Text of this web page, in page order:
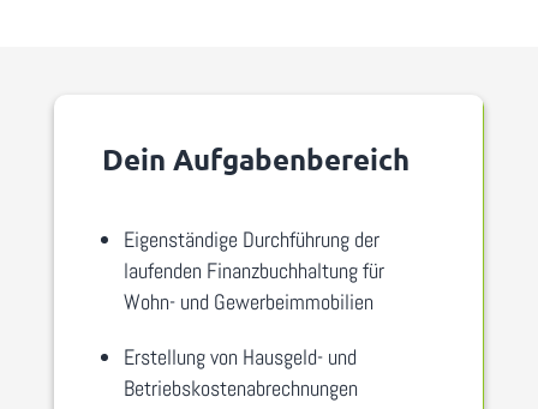
Dein Aufgabenbereich
Eigenständige Durchführung der
laufenden Finanzbuchhaltung für
Wohn- und Gewerbeimmobilien
Erstellung von Hausgeld- und
Betriebskostenabrechnungen